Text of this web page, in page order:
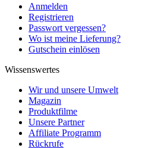
Anmelden
Registrieren
Passwort vergessen?
Wo ist meine Lieferung?
Gutschein einlösen
Wissenswertes
Wir und unsere Umwelt
Magazin
Produktfilme
Unsere Partner
Affiliate Programm
Rückrufe